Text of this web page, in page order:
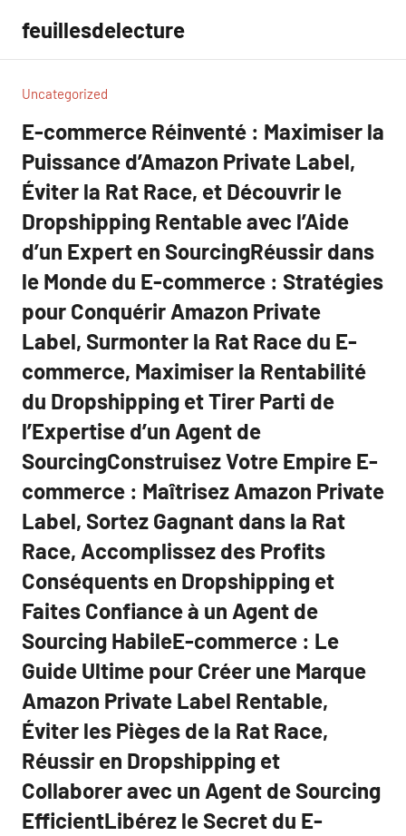
contenu
feuillesdelecture
Uncategorized
E-commerce Réinventé : Maximiser la
Puissance d’Amazon Private Label,
Éviter la Rat Race, et Découvrir le
Dropshipping Rentable avec l’Aide
d’un Expert en SourcingRéussir dans
le Monde du E-commerce : Stratégies
pour Conquérir Amazon Private
Label, Surmonter la Rat Race du E-
commerce, Maximiser la Rentabilité
du Dropshipping et Tirer Parti de
l’Expertise d’un Agent de
SourcingConstruisez Votre Empire E-
commerce : Maîtrisez Amazon Private
Label, Sortez Gagnant dans la Rat
Race, Accomplissez des Profits
Conséquents en Dropshipping et
Faites Confiance à un Agent de
Sourcing HabileE-commerce : Le
Guide Ultime pour Créer une Marque
Amazon Private Label Rentable,
Éviter les Pièges de la Rat Race,
Réussir en Dropshipping et
Collaborer avec un Agent de Sourcing
EfficientLibérez le Secret du E-